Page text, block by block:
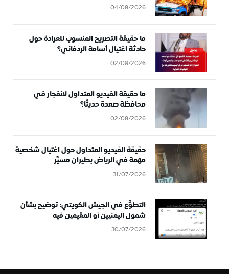
04/08/2026
ما حقيقة التصريح المنسوب للعرادة حول
حادثة اغتيال أسامة الردفاني؟
02/08/2026
ما حقيقة الفيديو المتداول لانفجار في
محافظة صعدة حديثًا؟
02/08/2026
حقيقة الفيديو المتداول حول اغتيال شخصية
مهمة في الرياض بطيران مسيَّر
31/07/2026
التطوُّع في الجيش الكويتي: توضيح بشأن
شمول اليمنيين أو المقيمين فيه
30/07/2026